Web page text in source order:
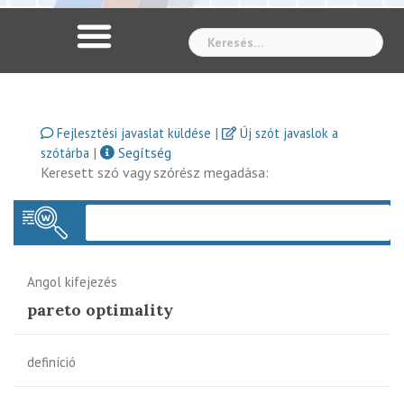
Fejlesztési javaslat küldése |
Új szót javaslok a
szótárba |
Segítség
Keresett szó vagy szórész megadása:
Angol kifejezés
pareto optimality
definíció